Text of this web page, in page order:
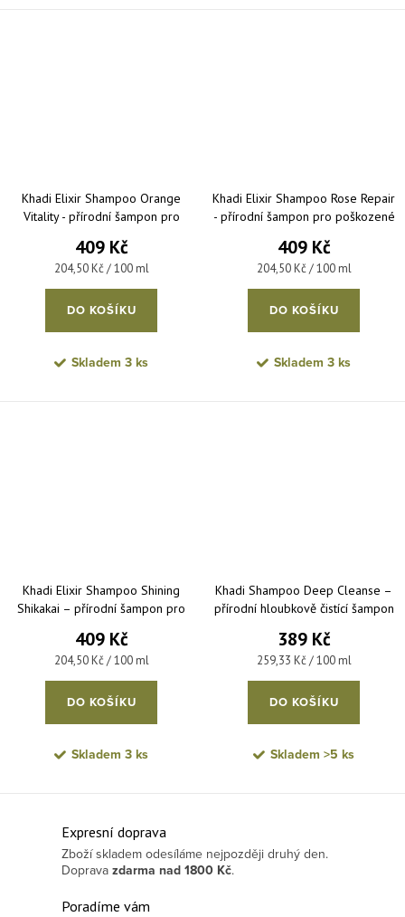
Khadi Elixir Shampoo Orange
Vitality - přírodní šampon pro
409 Kč
Měrná cena:
204,50 Kč / 100 ml
DO KOŠÍKU
Skladem 3 ks
Khadi Elixir Shampoo Rose Repair
- přírodní šampon pro poškozené
409 Kč
Měrná cena:
204,50 Kč / 100 ml
DO KOŠÍKU
Skladem 3 ks
Khadi Elixir Shampoo Shining
Shikakai – přírodní šampon pro
409 Kč
Měrná cena:
204,50 Kč / 100 ml
DO KOŠÍKU
Skladem 3 ks
Khadi Shampoo Deep Cleanse –
přírodní hloubkově čistící šampon
389 Kč
Měrná cena:
259,33 Kč / 100 ml
DO KOŠÍKU
Skladem >5 ks
Ovládací prvky výpisu
Expresní doprava
Zboží skladem odesíláme nejpozději druhý den.
Doprava zdarma nad 1800 Kč.
Poradíme vám